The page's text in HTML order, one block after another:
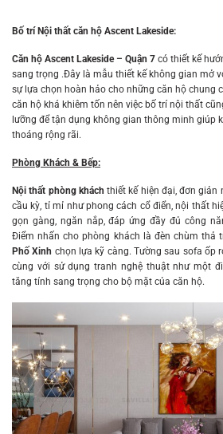
Bố trí Nội thất căn hộ Ascent Lakeside:
Căn hộ Ascent Lakeside – Quận 7 có thiết kế
sang trọng .Đây là mẫu thiết kế không gian mở
sự lựa chọn hoàn hảo cho những căn hộ chung
căn hộ khá khiêm tốn nên việc bố trí nội thất
lưỡng để tận dụng không gian thông minh giúp
thoáng rộng rãi.
Phòng Khách & Bếp:
Nội thất phòng khách thiết kế hiện đại, đơn giản
cầu kỳ, tỉ mỉ như phong cách cổ điển, nội thất
gọn gàng, ngăn nắp, đáp ứng đầy đủ công
Điểm nhấn cho phòng khách là đèn chùm thả
Phố Xinh chọn lựa kỹ càng. Tường sau sofa ốp
cùng với sử dụng tranh nghệ thuật như một
tăng tính sang trọng cho bộ mặt của căn hộ.